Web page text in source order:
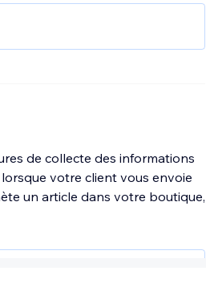
que vous saisissez
des achats. Nous
pages, la durée des visites
des pages et les méthodes
collectons également des
e-mail, mot de passe,
de collecte des informations
votre client vous envoie
un article dans votre boutique,